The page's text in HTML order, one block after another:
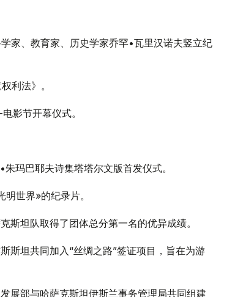
家、教育家、历史学家乔罕•瓦里汉诺夫竖立纪
利法》。
影节开幕仪式。
玛巴耶夫诗集塔塔尔文版首发仪式。
世界»的纪录片。
斯坦队取得了团体总分第一名的优异成绩。
斯坦共同加入“丝绸之路”签证项目，旨在为游
展部与哈萨克斯坦伊斯兰事务管理局共同组建